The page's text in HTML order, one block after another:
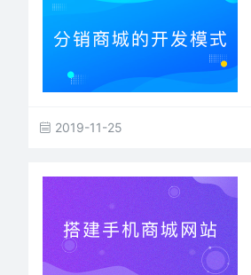
2019-11-25